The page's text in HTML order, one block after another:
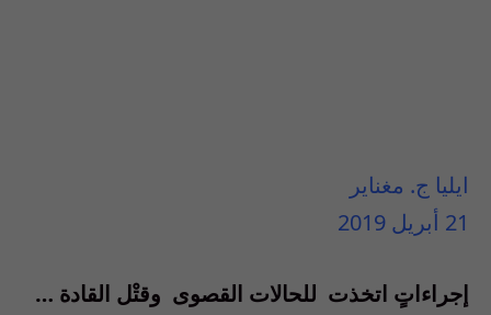
ايليا ج. مغناير
21 أبريل 2019
إجراءاتٍ اتخذت للحالات القصوى وقتْل القادة …